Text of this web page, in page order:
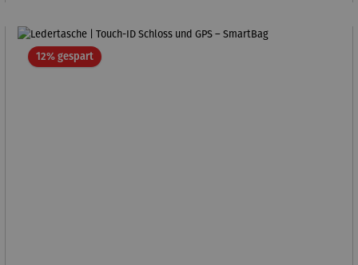
12% gespartRabatt